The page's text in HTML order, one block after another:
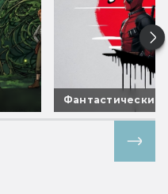
Фантастические